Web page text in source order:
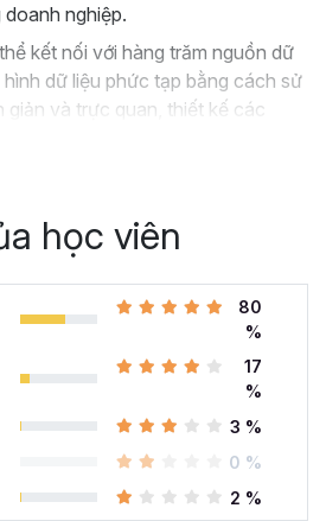
nghiệp.
kết nối với hàng trăm nguồn dữ
dữ liệu phức tạp bằng cách sử
và trực quan, thiết kế các
đẹp và tất cả đều miễn phí.
Thành thạo trực quan hóa và
Gitiho.com sẽ là một giải pháp
nên chọn khóa
- Tuyệt đỉnh
Gitiho?
BI này, bạn sẽ làm việc giống như
tích dữ liệu
kinh doanh cho
học viên
80
%
17
%
3 %
0 %
2 %